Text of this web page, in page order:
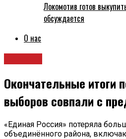
Локомотив готов
обсуждается
О нас
Окончательные итоги
выборов совпали с
«Единая Россия» потеряла
объединённого района,